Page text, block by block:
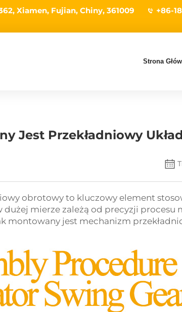
Xiamen, Fujian, Chiny, 361009
+86-
Strona
Jest Przekładniowy
obrotowy to kluczowy element
dużej mierze zależą od precyzji
montowany jest mechanizm